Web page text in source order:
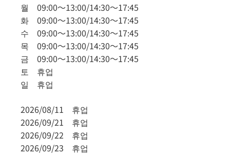
월 09:00～13:00/14:30～17:45
화 09:00～13:00/14:30～17:45
수 09:00～13:00/14:30～17:45
목 09:00～13:00/14:30～17:45
금 09:00～13:00/14:30～17:45
토 휴업
일 휴업
2026/08/11 휴업
2026/09/21 휴업
2026/09/22 휴업
2026/09/23 휴업